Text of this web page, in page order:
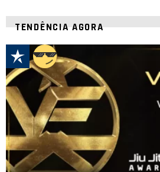
TENDÊNCIA AGORA